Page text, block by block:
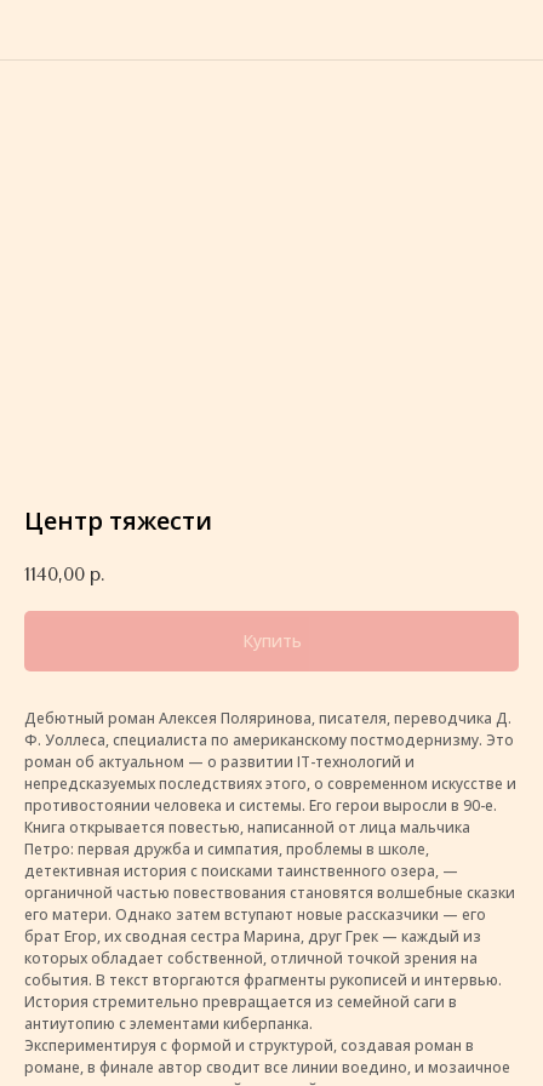
Центр тяжести
1140,00 р.
Купить
Дебютный роман Алексея Поляринова, писателя, переводчика Д.
Ф. Уоллеса, специалиста по американскому постмодернизму. Это
роман об актуальном — о развитии IT-технологий и
непредсказуемых последствиях этого, о современном искусстве и
противостоянии человека и системы. Его герои выросли в 90-е.
Книга открывается повестью, написанной от лица мальчика
Петро: первая дружба и симпатия, проблемы в школе,
детективная история с поисками таинственного озера, —
органичной частью повествования становятся волшебные сказки
его матери. Однако затем вступают новые рассказчики — его
брат Егор, их сводная сестра Марина, друг Грек — каждый из
которых обладает собственной, отличной точкой зрения на
события. В текст вторгаются фрагменты рукописей и интервью.
История стремительно превращается из семейной саги в
антиутопию с элементами киберпанка.
Экспериментируя с формой и структурой, создавая роман в
романе, в финале автор сводит все линии воедино, и мозаичное